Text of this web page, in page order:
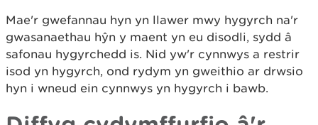
Mae'r gwefannau hyn yn llawer mwy hygyrch na'r
gwasanaethau hŷn y maent yn eu disodli, sydd â
safonau hygyrchedd is. Nid yw'r cynnwys a restrir
isod yn hygyrch, ond rydym yn gweithio ar drwsio
hyn i wneud ein cynnwys yn hygyrch i bawb.